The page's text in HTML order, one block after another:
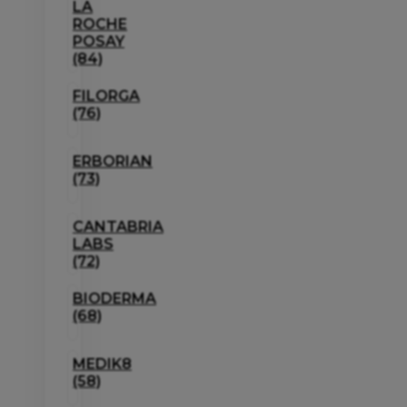
LA
ROCHE
POSAY
(84)
FILORGA
(76)
ERBORIAN
(73)
CANTABRIA
LABS
(72)
BIODERMA
(68)
MEDIK8
(58)